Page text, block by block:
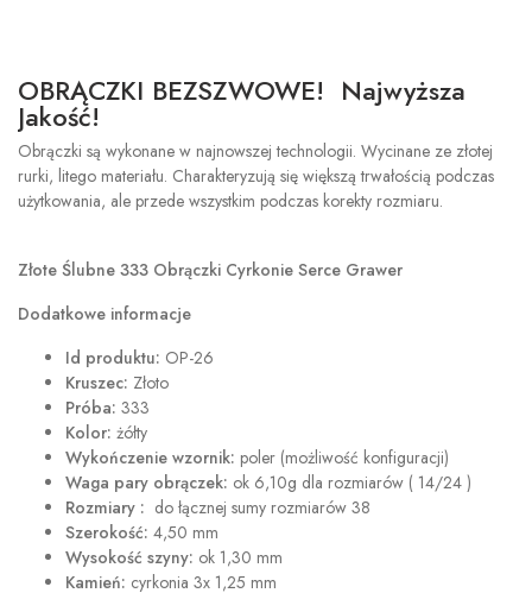
OBRĄCZKI BEZSZWOWE! Najwyższa
Jakość!
Obrączki są wykonane w najnowszej technologii. Wycinane ze złotej
rurki, litego materiału. Charakteryzują się większą trwałością podczas
użytkowania, ale przede wszystkim podczas korekty rozmiaru.
Złote Ślubne 333 Obrączki Cyrkonie Serce Grawer
Dodatkowe informacje
Id produktu: OP-26
Kruszec: Złoto
Próba: 333
Kolor: żółty
Wykończenie wzornik: poler (możliwość konfiguracji)
Waga pary obrączek: ok 6,10g dla rozmiarów ( 14/24 )
Rozmiary : do łącznej sumy rozmiarów 38
Szerokość: 4,50 mm
Wysokość szyny: ok 1,30 mm
Kamień: cyrkonia 3x 1,25 mm